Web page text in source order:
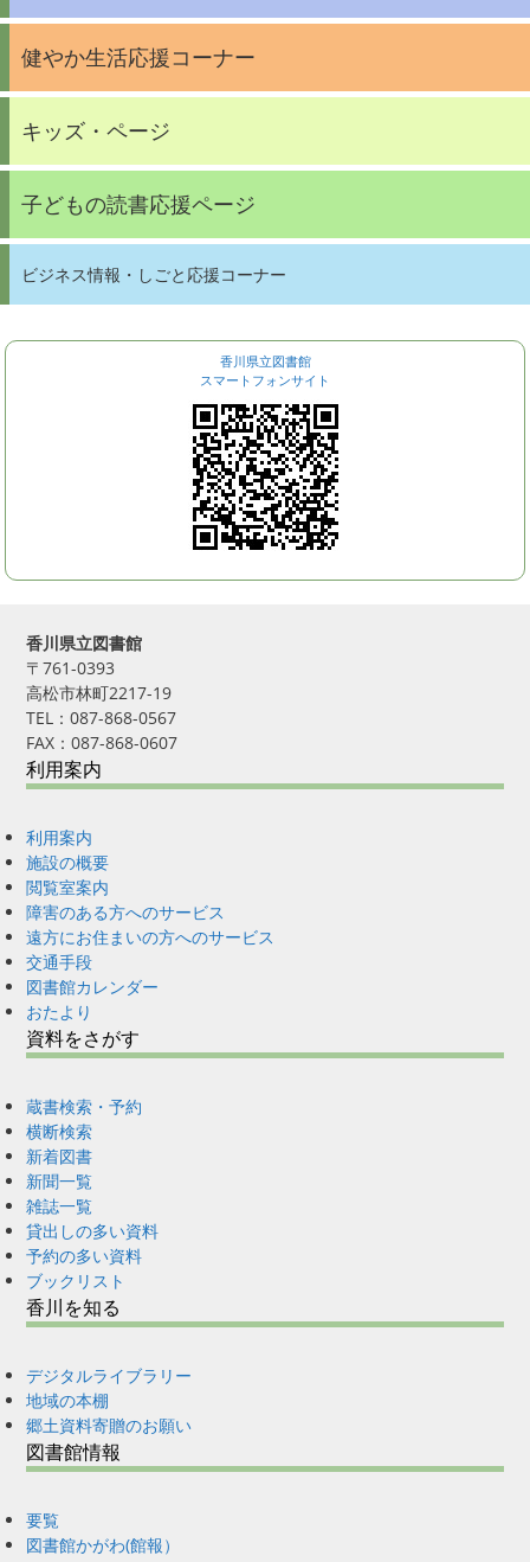
健やか生活応援コーナー
キッズ・ページ
子どもの読書応援ページ
ビジネス情報・しごと応援コーナー
香川県立図書館
スマートフォンサイト
香川県立図書館
〒761-0393
高松市林町2217-19
TEL：087-868-0567
FAX：087-868-0607
利用案内
利用案内
施設の概要
閲覧室案内
障害のある方へのサービス
遠方にお住まいの方へのサービス
交通手段
図書館カレンダー
おたより
資料をさがす
蔵書検索・予約
横断検索
新着図書
新聞一覧
雑誌一覧
貸出しの多い資料
予約の多い資料
ブックリスト
香川を知る
デジタルライブラリー
地域の本棚
郷土資料寄贈のお願い
図書館情報
要覧
図書館かがわ(館報）